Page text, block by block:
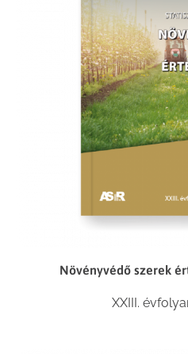
Növényvédő szerek
XXIII.